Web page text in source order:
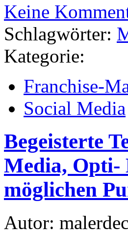
Keine
Schlagwörter:
Kategorie:
Franchise-
Social Media
Begeisterte
Media, Opti-
möglichen
Autor: